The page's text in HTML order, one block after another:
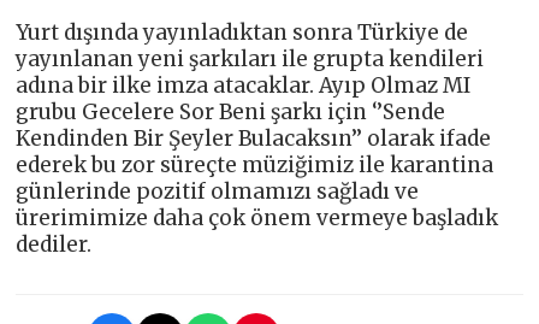
Yurt dışında yayınladıktan sonra Türkiye de
yayınlanan yeni şarkıları ile grupta kendileri
adına bir ilke imza atacaklar. Ayıp Olmaz MI
grubu Gecelere Sor Beni şarkı için ‘’Sende
Kendinden Bir Şeyler Bulacaksın’’ olarak ifade
ederek bu zor süreçte müziğimiz ile karantina
günlerinde pozitif olmamızı sağladı ve
ürerimimize daha çok önem vermeye başladık
dediler.